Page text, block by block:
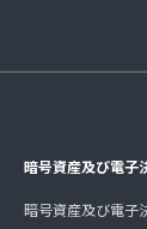
暗号資産及び電子
暗号資産及び電子